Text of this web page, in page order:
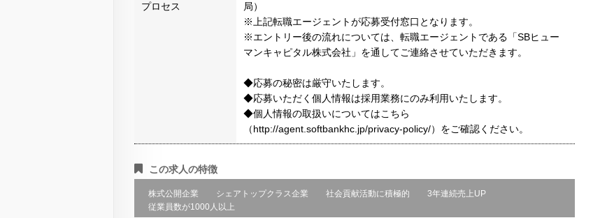
プロセス
局）
※上記転職エージェントが応募受付窓口となります。
※エントリー後の流れについては、転職エージェントである「SBヒュー
マンキャピタル株式会社」を通してご連絡させていただきます。
◆応募の秘密は厳守いたします。
◆応募いただく個人情報は採用業務にのみ利用いたします。
◆個人情報の取扱いについてはこちら
（http://agent.softbankhc.jp/privacy-policy/）をご確認ください。
この求人の特徴
株式公開企業 シェアトップクラス企業 社会貢献活動に積極的
3年連続売上UP
従業員数が1000人以上